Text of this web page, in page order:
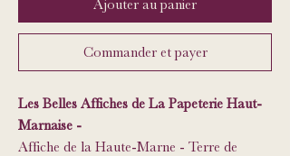
Ajouter au panier
Commander et payer
Les Belles Affiches de La Papeterie Haut-
Marnaise -
Affiche de la Haute-Marne - Terre de